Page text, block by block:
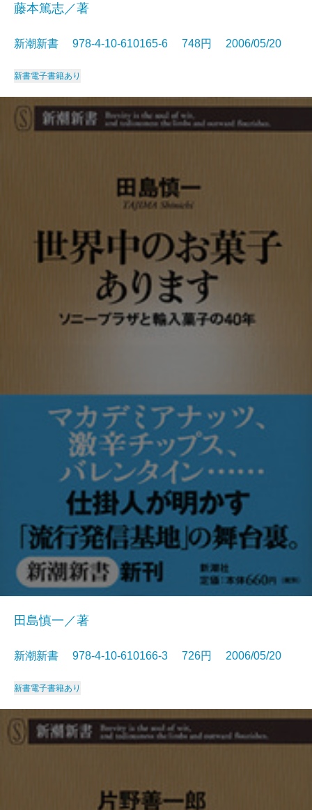
藤本篤志／著
新潮新書 978-4-10-610165-6 748円 2006/05/20
新書電子書籍あり
田島慎一／著
新潮新書 978-4-10-610166-3 726円 2006/05/20
新書電子書籍あり